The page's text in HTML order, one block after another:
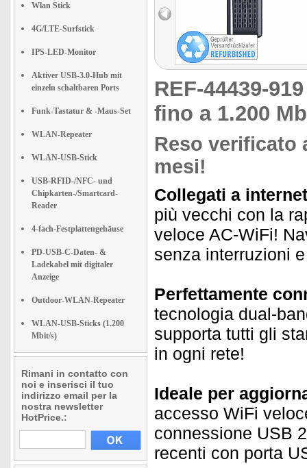
Wlan Stick
4G/LTE-Surfstick
IPS-LED-Monitor
Aktiver USB-3.0-Hub mit
einzeln schaltbaren Ports
Funk-Tastatur & -Maus-Set
WLAN-Repeater
WLAN-USB-Stick
USB-RFID-/NFC- und
Chipkarten-/Smartcard-
Reader
4-fach-Festplattengehäuse
PD-USB-C-Daten- &
Ladekabel mit digitaler
Anzeige
Outdoor-WLAN-Repeater
WLAN-USB-Sticks (1.200
Mbit/s)
Rimani in contatto con
noi e inserisci il tuo
indirizzo email per la
nostra newsletter
HotPrice.:
REF-44439-
fino a 1.200
Reso verificato
mesi!
Collegati a
più vecchi con la
veloce AC-WiFi!
senza interruzioni
Perfettamente
tecnologia dual-
supporta tutti gli
in ogni rete!
Ideale per
accesso WiFi
connessione USB
recenti con porta